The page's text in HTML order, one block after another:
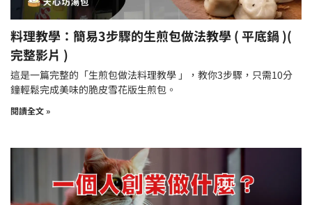
料理教學：簡易3步驟的生煎包做法教學 ( 平底鍋 )(
完整影片 )
這是一篇完整的「生煎包做法料理教學 」，教你3步驟，只需10分
鐘輕鬆完成美味的脆皮雪花版生煎包。
閱讀全文 »